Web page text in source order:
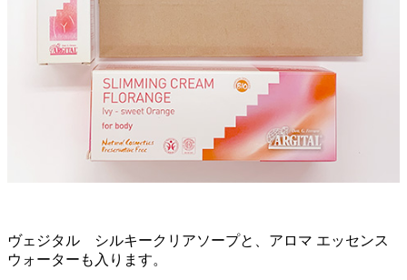
ヴェジタル シルキークリアソープと、アロマ エッセンス
ウォーターも入ります。